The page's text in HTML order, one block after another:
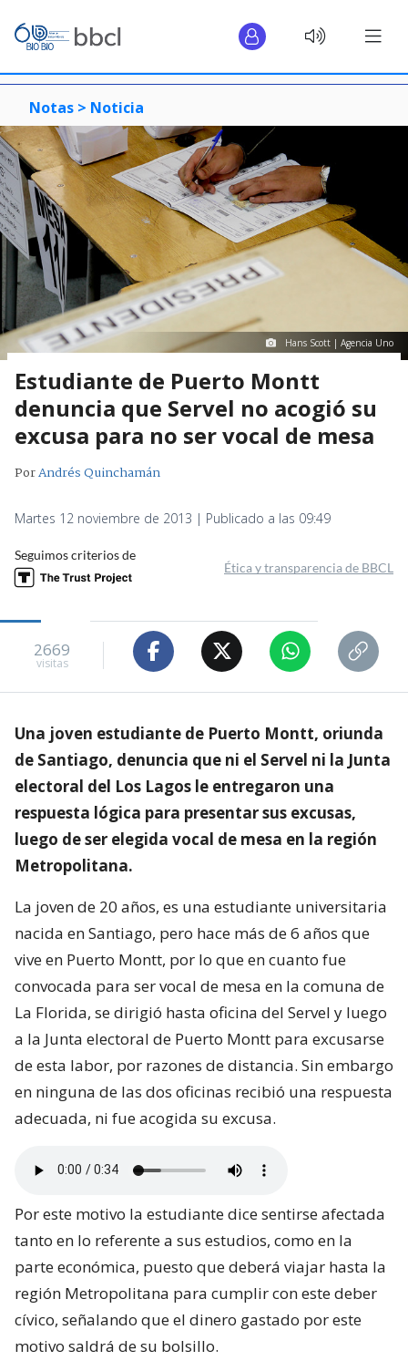
Notas > Noticia
Hans Scott | Agencia Uno
Estudiante de Puerto Montt
denuncia que Servel no acogió su
excusa para no ser vocal de mesa
PorAndrés Quinchamán
Martes 12 noviembre de 2013 | Publicado a las 09:49
Seguimos criterios de
Ética y transparencia de BBCL
2669
visitas
Una joven estudiante de Puerto Montt, oriunda
de Santiago, denuncia que ni el Servel ni la Junta
electoral del Los Lagos le entregaron una
respuesta lógica para presentar sus excusas,
luego de ser elegida vocal de mesa en la región
Metropolitana.
La joven de 20 años, es una estudiante universitaria
nacida en Santiago, pero hace más de 6 años que
vive en Puerto Montt, por lo que en cuanto fue
convocada para ser vocal de mesa en la comuna de
La Florida, se dirigió hasta oficina del Servel y luego
a la Junta electoral de Puerto Montt para excusarse
de esta labor, por razones de distancia. Sin embargo
en ninguna de las dos oficinas recibió una respuesta
adecuada, ni fue acogida su excusa.
Por este motivo la estudiante dice sentirse afectada
tanto en lo referente a sus estudios, como en la
parte económica, puesto que deberá viajar hasta la
región Metropolitana para cumplir con este deber
cívico, señalando que el dinero gastado por este
motivo saldrá de su bolsillo.